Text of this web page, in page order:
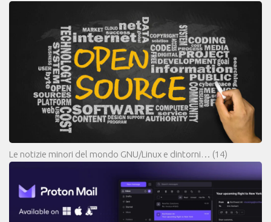
Le notizie minori del mondo GNU/Linux e dintorni… (14)